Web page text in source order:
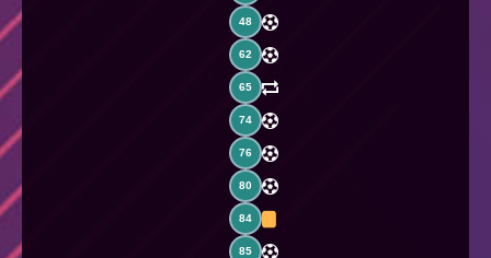
48
62
65
74
76
80
84
85